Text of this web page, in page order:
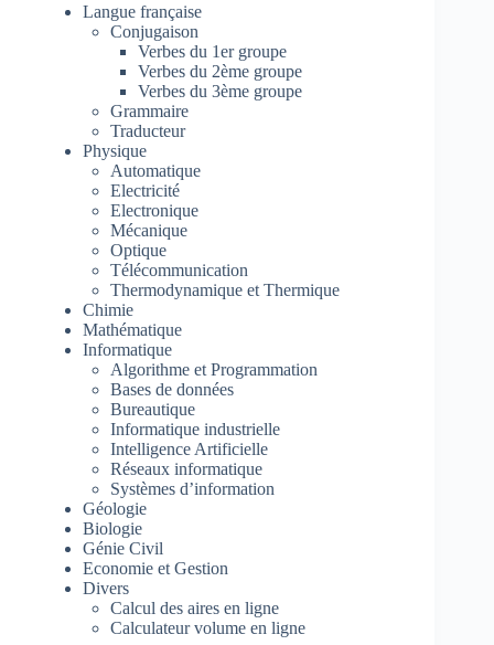
Langue française
Conjugaison
Verbes du 1er groupe
Verbes du 2ème groupe
Verbes du 3ème groupe
Grammaire
Traducteur
Physique
Automatique
Electricité
Electronique
Mécanique
Optique
Télécommunication
Thermodynamique et Thermique
Chimie
Mathématique
Informatique
Algorithme et Programmation
Bases de données
Bureautique
Informatique industrielle
Intelligence Artificielle
Réseaux informatique
Systèmes d’information
Géologie
Biologie
Génie Civil
Economie et Gestion
Divers
Calcul des aires en ligne
Calculateur volume en ligne